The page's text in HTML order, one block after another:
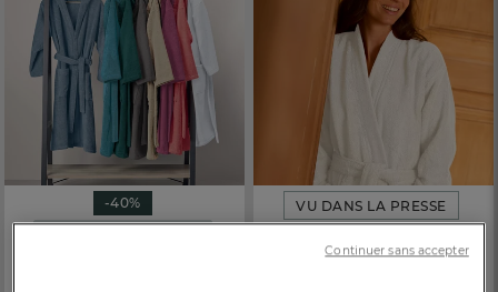
-40%
VU DANS LA PRESSE
Continuer sans accepter